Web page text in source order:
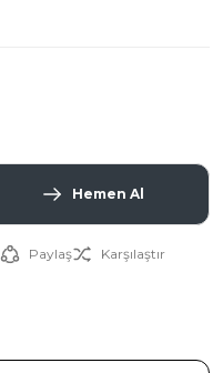
Hemen Al
Paylaş Karşılaştır